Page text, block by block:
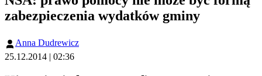
zabezpieczenia wydatków gminy
Anna Dudrewicz
25.12.2014 | 02:36